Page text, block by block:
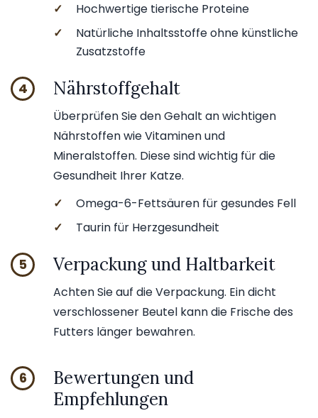
✓
Hochwertige tierische Proteine
✓
Natürliche Inhaltsstoffe ohne künstliche
Zusatzstoffe
4 Nährstoffgehalt
Überprüfen Sie den Gehalt an wichtigen
Nährstoffen wie Vitaminen und
Mineralstoffen. Diese sind wichtig für die
Gesundheit Ihrer Katze.
✓
Omega-6-Fettsäuren für gesundes Fell
✓
Taurin für Herzgesundheit
5 Verpackung und Haltbarkeit
Achten Sie auf die Verpackung. Ein dicht
verschlossener Beutel kann die Frische des
Futters länger bewahren.
6
Bewertungen und
Empfehlungen